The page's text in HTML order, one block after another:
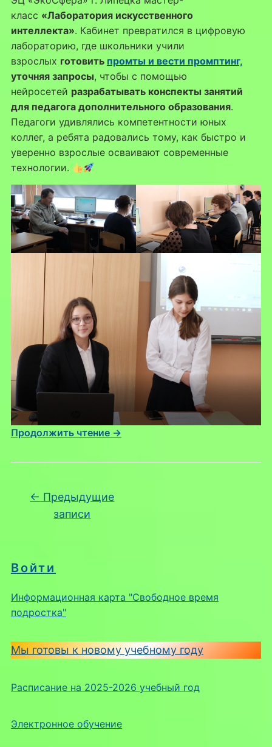
Войти
Информационная карта "Свободное время
подростка"
Мы готовы к новому учебному году
Расписание на 2025-2026 учебный год
Электронное обучение
класс «Лаборатория искусственного
интеллекта». Кабинет превратился в цифровую
лабораторию, где школьники учили
взрослых готовить промты и вести промптинг,
уточняя запросы, чтобы с помощью
нейросетей разрабатывать конспекты занятий
для педагога дополнительного образования.
Педагоги удивлялись компетентности юных
коллег, а ребята радовались тому, как быстро и
уверенно взрослые осваивают современные
технологии.
Продолжить чтение →
Навигация по записям
← Предыдущие
записи